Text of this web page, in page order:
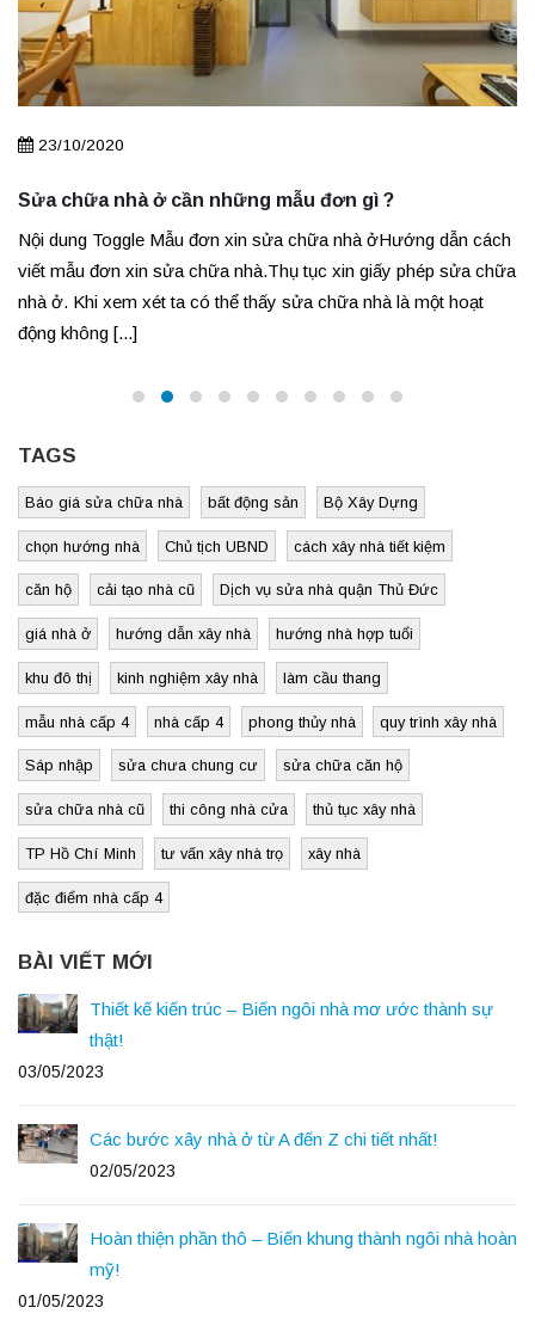
23/10/2020
Sửa chữa nhà ở cần những mẫu đơn gì ?
Nội dung Toggle Mẫu đơn xin sửa chữa nhà ởHướng dẫn cách
viết mẫu đơn xin sửa chữa nhà.Thụ tục xin giấy phép sửa chữa
nhà ở. Khi xem xét ta có thể thấy sửa chữa nhà là một hoạt
động không [...]
TAGS
Báo giá sửa chữa nhà bất động sản Bộ Xây Dựng
chọn hướng nhà Chủ tịch UBND cách xây nhà tiết kiệm
căn hộ cải tạo nhà cũ Dịch vụ sửa nhà quận Thủ Đức
giá nhà ở hướng dẫn xây nhà hướng nhà hợp tuổi
khu đô thị kinh nghiệm xây nhà làm cầu thang
mẫu nhà cấp 4 nhà cấp 4 phong thủy nhà quy trình xây nhà
Sáp nhập sửa chưa chung cư sửa chữa căn hộ
sửa chữa nhà cũ thi công nhà cửa thủ tục xây nhà
TP Hồ Chí Minh tư vấn xây nhà trọ xây nhà
đặc điểm nhà cấp 4
BÀI VIẾT MỚI
Thiết kế kiến trúc – Biến ngôi nhà mơ ước thành sự
thật!
03/05/2023
Các bước xây nhà ở từ A đến Z chi tiết nhất!
02/05/2023
Hoàn thiện phần thô – Biến khung thành ngôi nhà hoàn
mỹ!
01/05/2023